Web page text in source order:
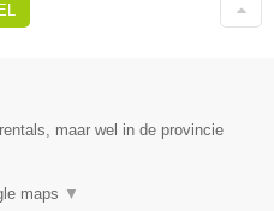
maar wel in de provincie
maps ▼